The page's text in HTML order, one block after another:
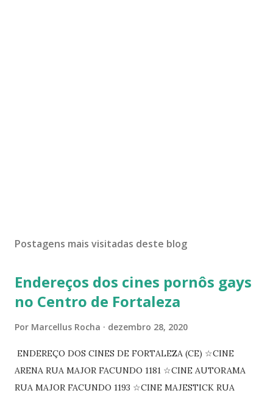
Postagens mais visitadas deste blog
Endereços dos cines pornôs gays
no Centro de Fortaleza
Por Marcellus Rocha dezembro 28, 2020
ENDEREÇO DOS CINES DE FORTALEZA (CE) ☆CINE
ARENA RUA MAJOR FACUNDO 1181 ☆CINE AUTORAMA
RUA MAJOR FACUNDO 1193 ☆CINE MAJESTICK RUA